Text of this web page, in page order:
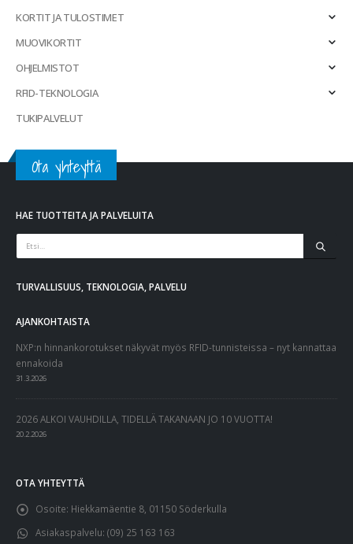
KORTIT JA TULOSTIMET
MUOVIKORTIT
OHJELMISTOT
RFID-TEKNOLOGIA
TUKIPALVELUT
Ota yhteyttä
HAE TUOTTEITA JA PALVELUITA
TURVALLISUUS, TEKNOLOGIA, PALVELU
AJANKOHTAISTA
NXP:n hinnankorotukset näkyvät myös RFID-tunnisteissa – nyt kannattaa
ennakoida
31.3.2026
2026 ALKOI VAUHDILLA, TIDELLÄ TAKANAAN JO 10 VUOTTA!
20.2.2026
OTA YHTEYTTÄ
Osoite: Hiekkamäentie 8, 01150 Söderkulla
Asiakaspalvelu: (09) 25 163 163